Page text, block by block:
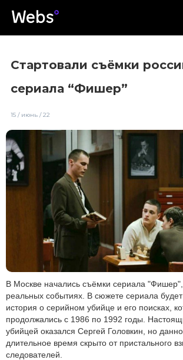
Стартовали съёмки
сериала “Фишер”
15 / июнь / 22
В Москве начались съёмки сериала
реальных событиях. В сюжете сериала будет
история о серийном убийце и его поисках,
продолжались с 1986 по 1992 годы.
убийцей оказался Сергей Головкин, но
длительное время скрыто от пристального
следователей.